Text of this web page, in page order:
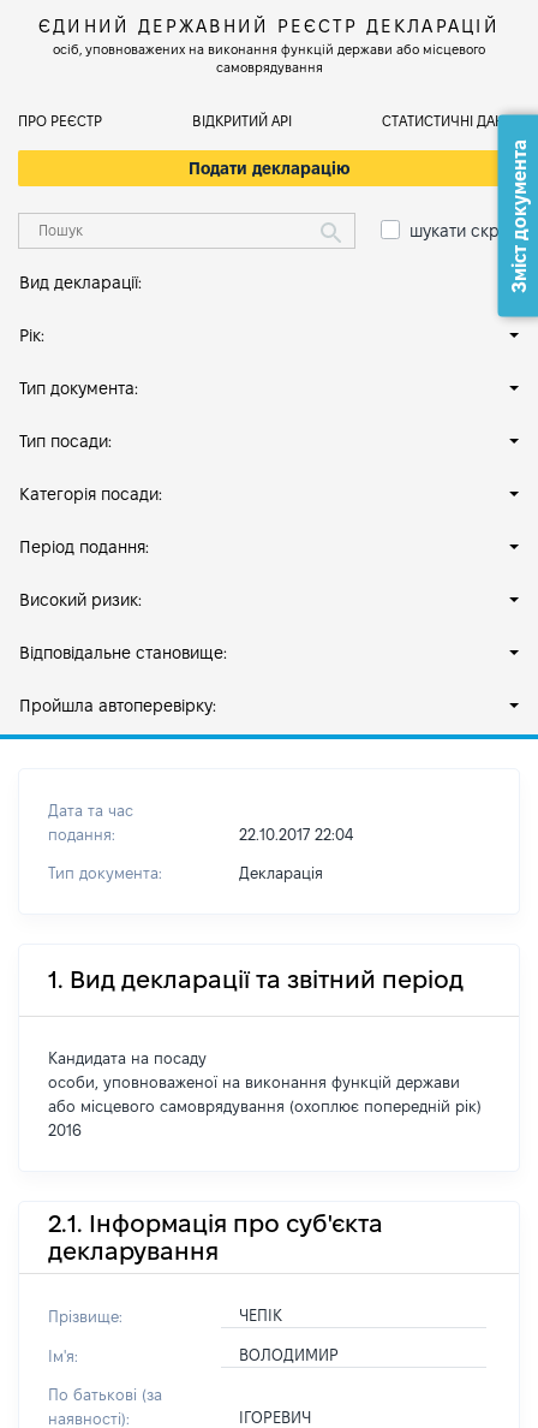
ЄДИНИЙ ДЕРЖАВНИЙ РЕЄСТР ДЕКЛАРАЦІЙ
осіб, уповноважених на виконання функцій держави або місцевого
самоврядування
ПРО РЕЄСТР ВІДКРИТИЙ АРІ СТАТИСТИЧНІ ДАНІ
Подати декларацію
шукати скрізь
Вид декларації:
Рік:
Тип документа:
Тип посади:
Категорія посади:
Період подання:
Високий ризик:
Відповідальне становище:
Пройшла автоперевірку:
Дата та час
подання:
22.10.2017 22:04
Тип документа: Декларація
1. Вид декларації та звітний період
Кандидата на посаду
особи, уповноваженої на виконання функцій держави
або місцевого самоврядування (охоплює попередній рік)
2016
2.1. Інформація про суб'єкта
декларування
Прізвище: ЧЕПІК
Ім'я: ВОЛОДИМИР
По батькові (за
наявності):
ІГОРЕВИЧ
Зміст документа